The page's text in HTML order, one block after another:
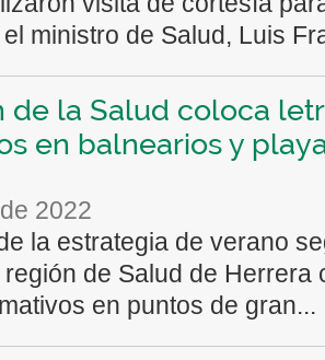
ministro de Salud, Luis
de la Salud coloca
en balnearios y
de 2022
la estrategia de verano
de Salud de Herrera
en puntos de gran...